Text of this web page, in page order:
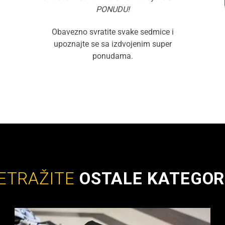
PONUDU!
Obavezno svratite svake sedmice i
upoznajte se sa izdvojenim super
ponudama.
OSTALE